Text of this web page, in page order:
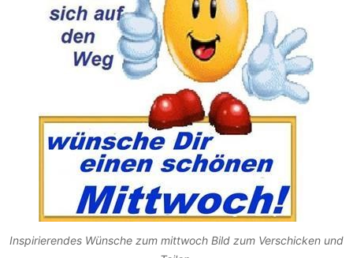
Inspirierendes Wünsche zum mittwoch Bild zum Verschicken und